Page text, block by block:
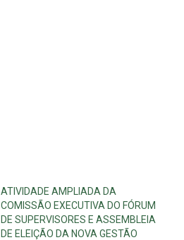
ATIVIDADE AMPLIADA DA
COMISSÃO EXECUTIVA DO FÓRUM
DE SUPERVISORES E ASSEMBLEIA
DE ELEIÇÃO DA NOVA GESTÃO